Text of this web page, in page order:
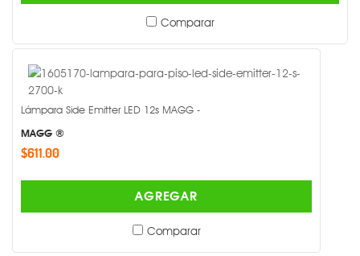
Comparar
Lámpara Side Emitter LED 12s MAGG -
MAGG ®
$611.00
AGREGAR
Comparar